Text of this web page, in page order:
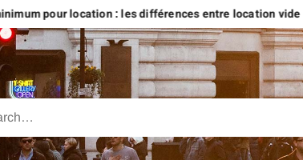
location : les différences entre location vide et